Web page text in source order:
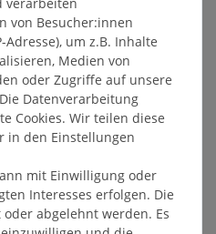
von Besucher:innen
Adresse), um z.B. Inhalte
Medien von
oder Zugriffe auf unsere
Datenverarbeitung
Cookies. Wir teilen diese
in den Einstellungen
mit Einwilligung oder
Interesses erfolgen. Die
abgelehnt werden. Es